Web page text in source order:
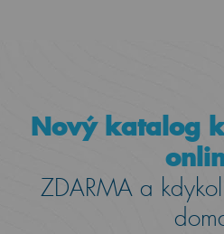
Nový katalog
ZDARMA a